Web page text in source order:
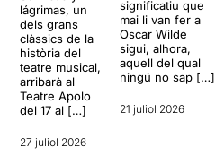
lágrimas, un
dels grans
clàssics de la
història del
teatre musical,
arribarà al
Teatre Apolo
del 17 al […]
27 juliol 2026
significatiu que
mai li van fer a
Oscar Wilde
sigui, alhora,
aquell del qual
ningú no sap […]
21 juliol 2026